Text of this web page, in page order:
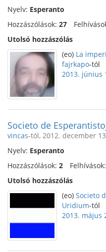
Nyelv: Esperanto
Hozzászólások: 27
Utolsó hozzászólás
(eo) La
fajrkapo-tól
2013. június
Societo de
vincas-tól, 2012. december
Nyelv: Esperanto
Hozzászólások: 2 Felhívások:
Utolsó hozzászólás
(eo) Societo
Uridium-tól
2013. május